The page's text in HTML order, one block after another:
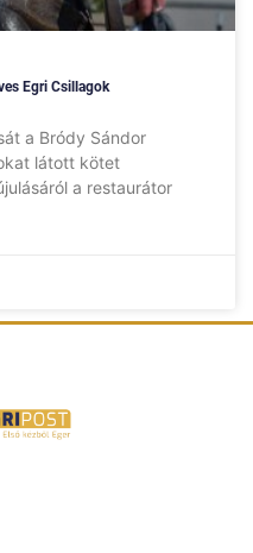
Egri Csillagok
a Bródy Sándor
látott kötet
a restaurátor